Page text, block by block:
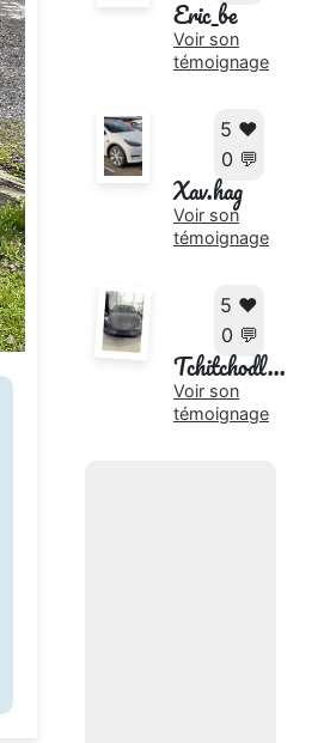
Eric_be
Voir son
témoignage
5 ❤️
0 💬
Xav.hag
Voir son
témoignage
5 ❤️
0 💬
Tchitchodl...
Voir son
témoignage